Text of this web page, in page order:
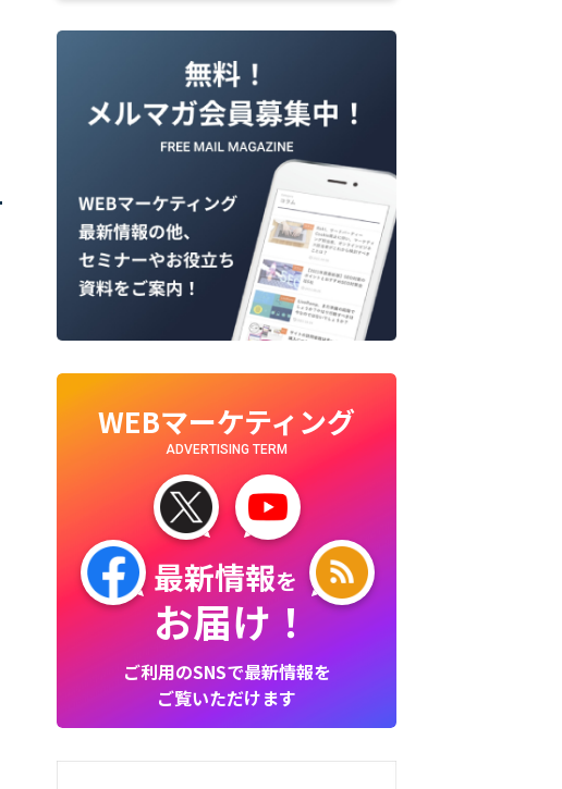
WEBマーケティング
ADVERTISING TERM
最新情報を
お届け！
ご利用のSNSで最新情報を
ご覧いただけます